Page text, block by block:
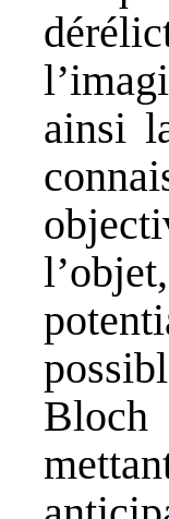
ainsi
Bloch